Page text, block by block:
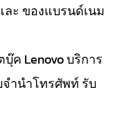
ะ ของแบรนด์เนม
ค Lenovo บริการ
ำนำโทรศัพท์ รับ